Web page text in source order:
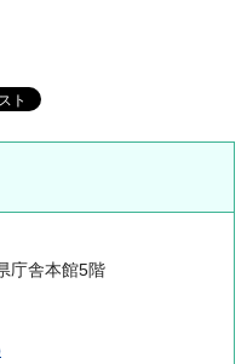
庁舎本館5階